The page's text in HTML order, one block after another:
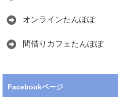
オンラインたんぽぽ
間借りカフェたんぽぽ
Facebookページ